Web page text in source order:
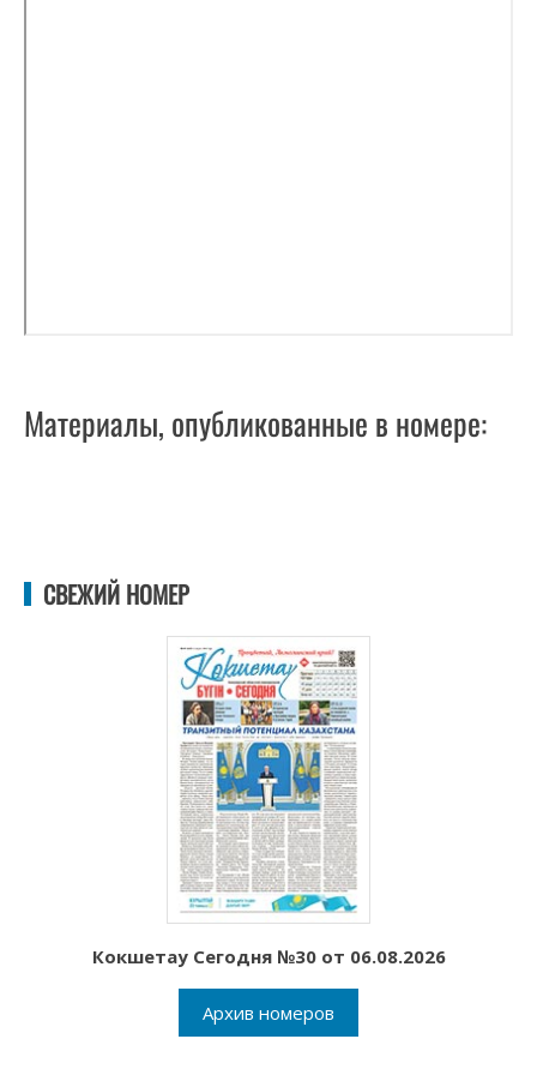
Материалы, опубликованные в номере:
СВЕЖИЙ НОМЕР
Кокшетау Сегодня №30 от 06.08.2026
Архив номеров